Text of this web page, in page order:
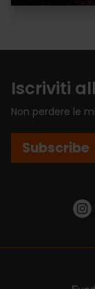
Iscriviti
Non perdere le
Subscribe